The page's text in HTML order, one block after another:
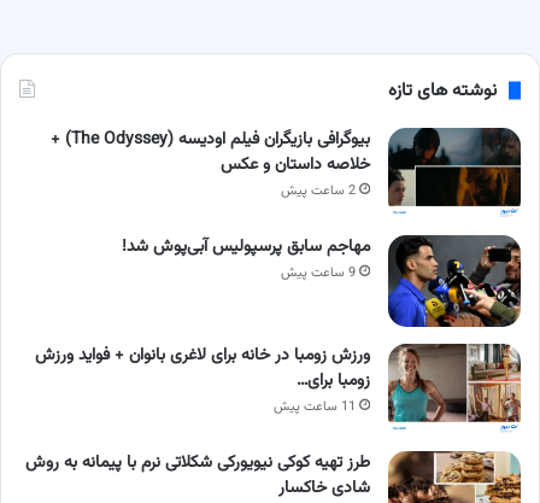
نوشته های تازه
بیوگرافی بازیگران فیلم اودیسه (The Odyssey) +
خلاصه داستان و عکس
2 ساعت پیش
مهاجم سابق پرسپولیس آبی‌پوش شد!
9 ساعت پیش
ورزش زومبا در خانه برای لاغری بانوان + فواید ورزش
زومبا برای…
11 ساعت پیش
طرز تهیه کوکی نیویورکی شکلاتی نرم با پیمانه به روش
شادی خاکسار